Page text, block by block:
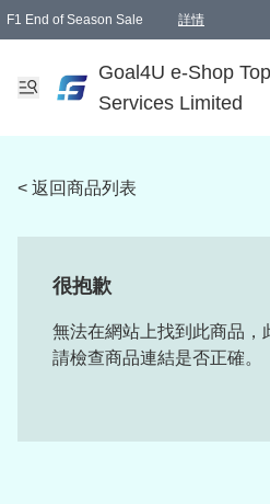
F1 End of Season Sale 詳情
Goal4U e-Shop
Services Limited
< 返回商品列表
很抱歉
無法在網站上找到此商品，
請檢查商品連結是否正確。